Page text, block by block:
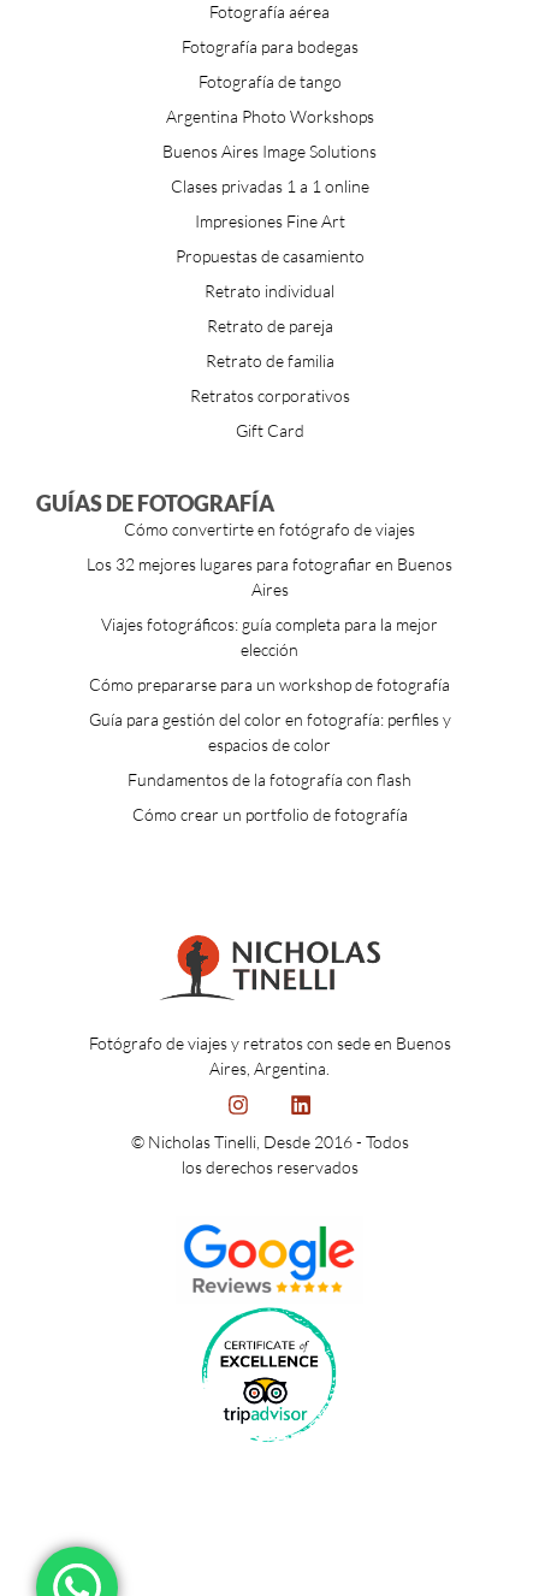
Fotógrafo de viajes y retratos con sede en Buenos
Aires, Argentina.
© Nicholas Tinelli, Desde 2016 - Todos
los derechos reservados
Fotografía aérea
Fotografía para bodegas
Fotografía de tango
Argentina Photo Workshops
Buenos Aires Image Solutions
Clases privadas 1 a 1 online
Impresiones Fine Art
Propuestas de casamiento
Retrato individual
Retrato de pareja
Retrato de familia
Retratos corporativos
Gift Card
GUÍAS DE FOTOGRAFÍA
Cómo convertirte en fotógrafo de viajes
Los 32 mejores lugares para fotografiar en Buenos
Aires
Viajes fotográficos: guía completa para la mejor
elección
Cómo prepararse para un workshop de fotografía
Guía para gestión del color en fotografía: perfiles y
espacios de color
Fundamentos de la fotografía con flash
Cómo crear un portfolio de fotografía